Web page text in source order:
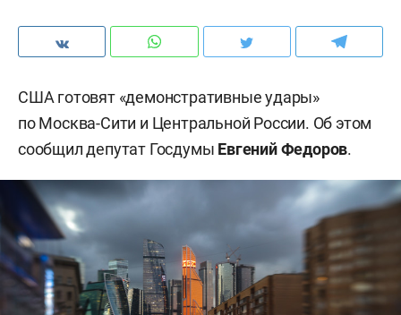
США готовят «демонстративные удары»
по Москва-Сити и Центральной России. Об этом
сообщил депутат Госдумы Евгений Федоров.